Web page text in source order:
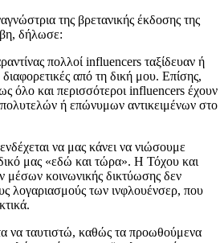
της βρετανικής έκδοσης της
δήλωσε:
πολλοί influencers ταξίδευαν ή
από τη δική μου. Επίσης,
όλο και περισσότεροι influencers έχουν
ή επώνυμων αντικειμένων στο
να μας κάνει να νιώσουμε
μας «εδώ και τώρα». Η Τόχου και
μέσων κοινωνικής δικτύωσης δεν
λογαριασμούς των ινφλουένσερ, που
να ταυτιστώ, καθώς τα προωθούμενα